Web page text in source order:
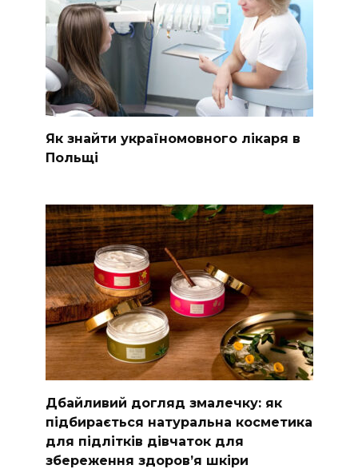
Як знайти україномовного лікаря в
Польщі
Дбайливий догляд змалечку: як
підбирається натуральна косметика
для підлітків дівчаток для
збереження здоров’я шкіри